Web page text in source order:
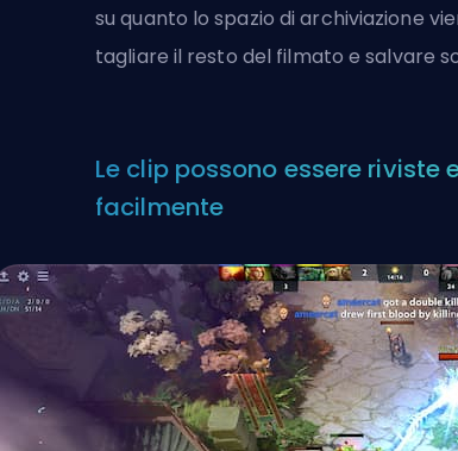
su quanto lo spazio di archiviazione
tagliare il resto del filmato e salvare
Le clip possono essere riviste
facilmente